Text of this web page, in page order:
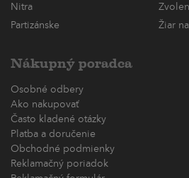
Nitra
Zvolen
Partizánske
Žiar
Nákupný poradca
Osobné odbery
Ako nakupovať
Často kladené otázky
Platba a doručenie
Obchodné podmienky
Reklamačný poriadok